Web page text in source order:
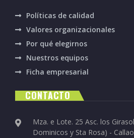
Políticas de calidad
Valores organizacionales
Por qué elegirnos
Nuestros equipos
Ficha empresarial
CONTACTO
Mza. e Lote. 25 Asc. los
Dominicos y Sta Rosa) -